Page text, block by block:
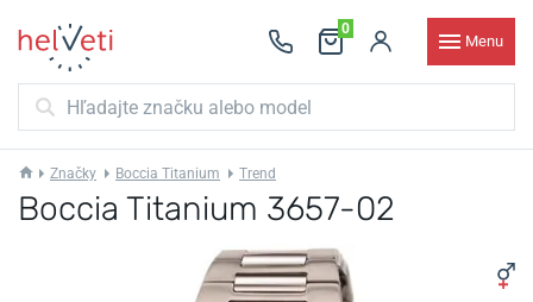
0
Menu
Značky Boccia Titanium Trend
Boccia Titanium 3657-02